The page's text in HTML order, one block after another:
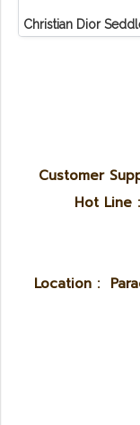
Customer
Hot Line
Location :